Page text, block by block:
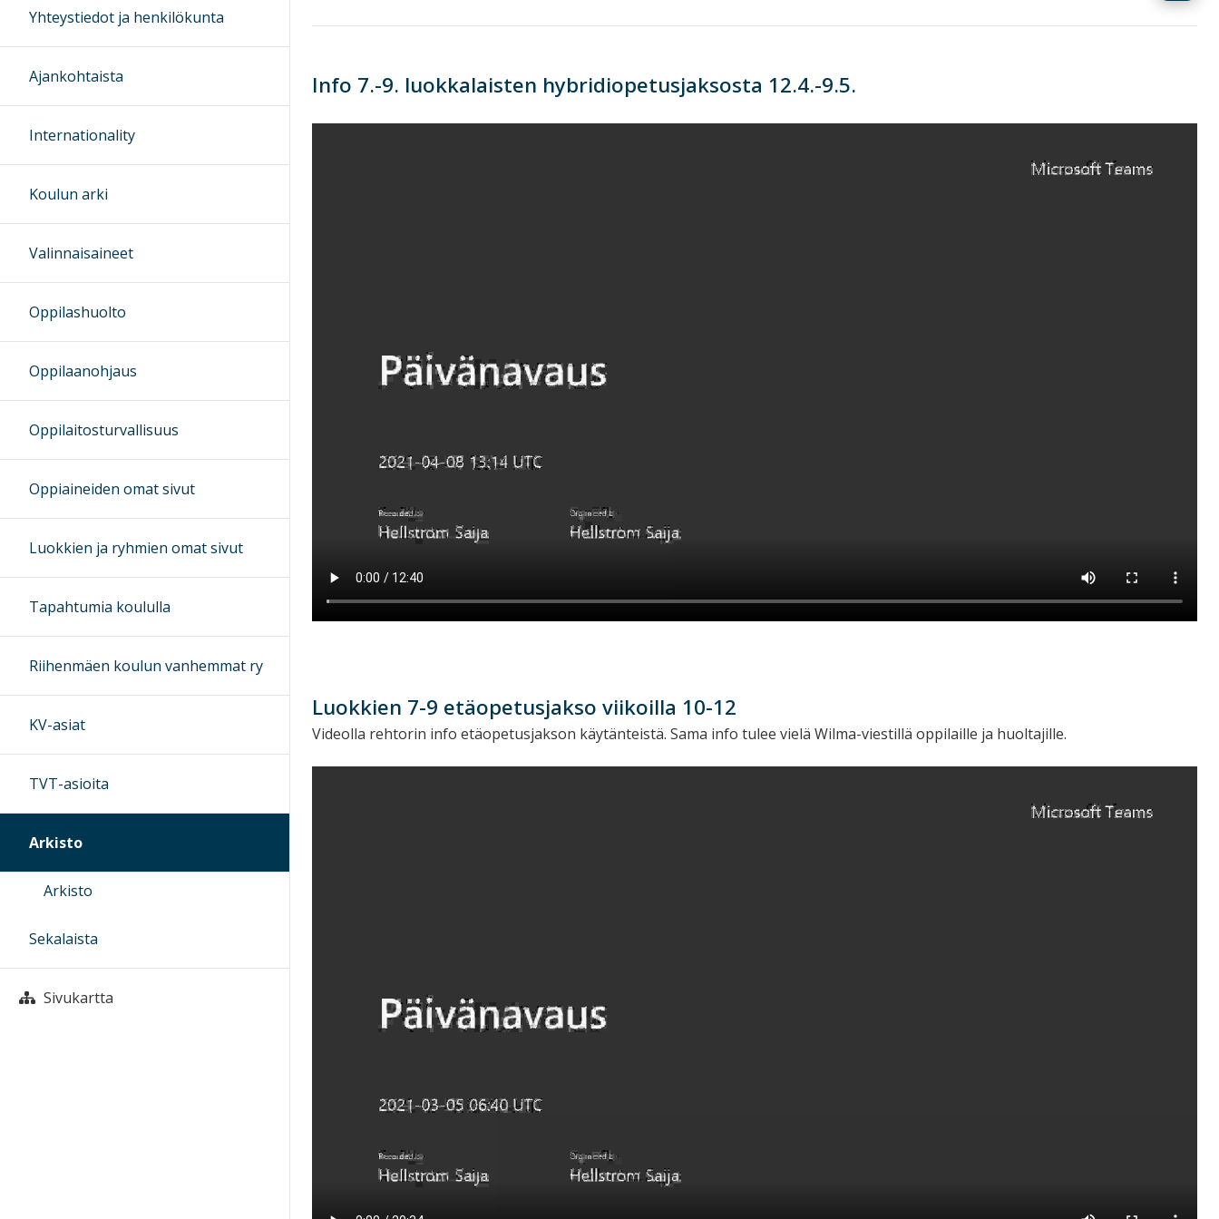
Info 7.-9. luokkalaisten hybridiopetusjaksosta 12.4.-9.5.
Luokkien 7-9 etäopetusjakso viikoilla 10-12
Videolla rehtorin info etäopetusjakson käytänteistä. Sama info tulee vielä Wilma-viestillä oppilaille ja huoltajille.
Yhteystiedot ja henkilökunta
Ajankohtaista
Internationality
Koulun arki
Valinnaisaineet
Oppilashuolto
Oppilaanohjaus
Oppilaitosturvallisuus
Oppiaineiden omat sivut
Luokkien ja ryhmien omat sivut
Tapahtumia koululla
Riihenmäen koulun vanhemmat ry
KV-asiat
TVT-asioita
Arkisto
Arkisto
Sekalaista
Sivukartta